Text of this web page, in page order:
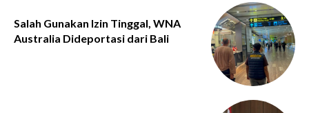
Salah Gunakan Izin Tinggal, WNA
Australia Dideportasi dari Bali